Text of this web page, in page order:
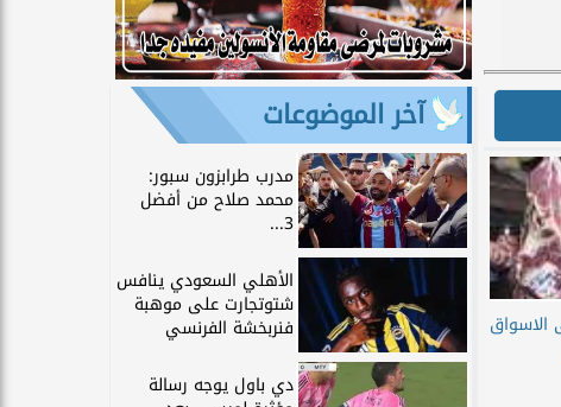
الاسواق
آخر الموضوعات
مدرب طرابزون سبور:
محمد صلاح من أفضل
3...
الأهلي السعودي ينافس
شتوتجارت على موهبة
فنربخشة الفرنسي
دي باول يوجه رسالة